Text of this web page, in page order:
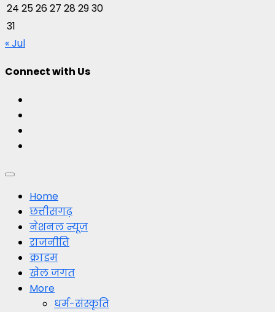
24 252627 282930
31
« Jul
Connect with Us
Primary
MenuHome
छत्तीसगढ़
नेशनल न्यूज़
राजनीति
क्राइम
खेल जगत
More
धर्म-संस्कृति